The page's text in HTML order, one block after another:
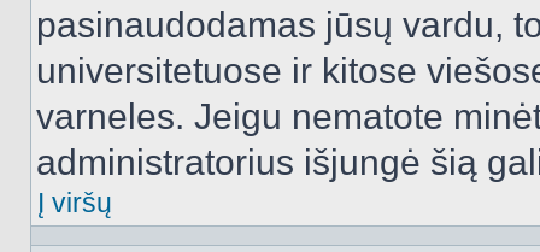
pasinaudodamas jūsų vardu,
universitetuose ir kitose
varneles. Jeigu nematote
administratorius išjungė šią
Į viršų